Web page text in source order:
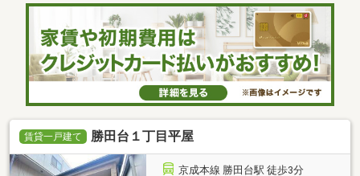
賃貸一戸建て 勝田台１丁目平屋
京成本線 勝田台駅 徒歩3分